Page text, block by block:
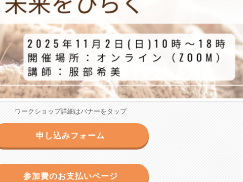
ワークショップ詳細はバナーをタップ
申し込みフォーム
参加費のお支払いページ